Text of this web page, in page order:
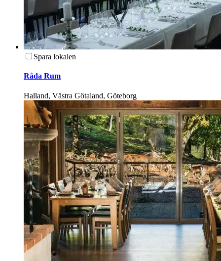
Spara lokalen
Råda Rum
Halland, Västra Götaland, Göteborg